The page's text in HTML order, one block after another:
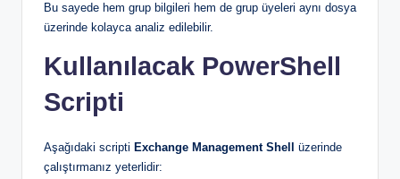
Bu sayede hem grup bilgileri hem de grup üyeleri aynı dosya
üzerinde kolayca analiz edilebilir.
Kullanılacak PowerShell
Scripti
Aşağıdaki scripti Exchange Management Shell
üzerinde
çalıştırmanız yeterlidir: